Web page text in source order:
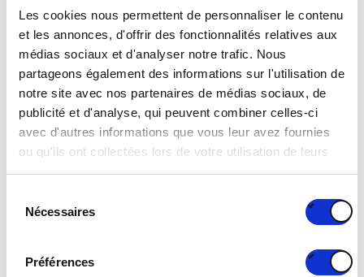
Les cookies nous permettent de personnaliser le contenu
et les annonces, d'offrir des fonctionnalités relatives aux
médias sociaux et d'analyser notre trafic. Nous
partageons également des informations sur l'utilisation de
notre site avec nos partenaires de médias sociaux, de
publicité et d'analyse, qui peuvent combiner celles-ci
avec d'autres informations que vous leur avez fournies
ou qu'ils ont collectées lors de votre utilisation de leurs
services.
Nécessaires
Préférences
of your plastic packaging?
Centexbel built up expertise in solvolysis using Hansen
solubility parameters to select the most suitable
(environmentally friendly and sustainable) solvent.
Knowledge has been built up on separating multilayer
materials and extracting additives from polymer matrices
(eg, flame retardants, stabilizers, plasticizers) to recover
the purified polymer matrices for reuse in plastics
Centexbel is still working on the (design4) recycling and